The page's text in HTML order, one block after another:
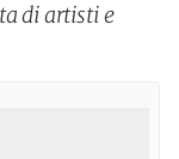
di artisti e